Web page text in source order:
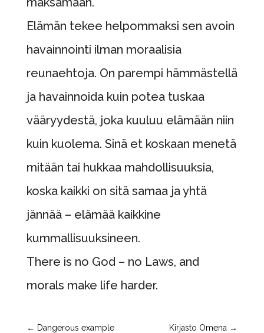
Elämän tekee helpommaksi sen avoin
havainnointi ilman moraalisia
reunaehtoja. On parempi hämmästellä
ja havainnoida kuin potea tuskaa
vääryydestä, joka kuuluu elämään niin
kuin kuolema. Sinä et koskaan menetä
mitään tai hukkaa mahdollisuuksia,
koska kaikki on sitä samaa ja yhtä
jännää – elämää kaikkine
kummallisuuksineen.
There is no God – no Laws, and
morals make life harder.
← Dangerous example Kirjasto Omena →